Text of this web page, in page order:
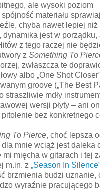
ale wysoki poziom
materiału
chyba nawet lepiej
dynamika jest w
z tego raczej nie
z Something To
zwłaszcza te
albo „One Shot
groove („The Best
straszliwie mdły
wersji płyty – ani
bez konkretnego
To Pierce, choć lepsza
dla mnie wciąż jest daleka
mi mięcha w gitarach i tej
m.in. z „Season In
brzmienia budzi uznanie,
wyraźnie pracującego